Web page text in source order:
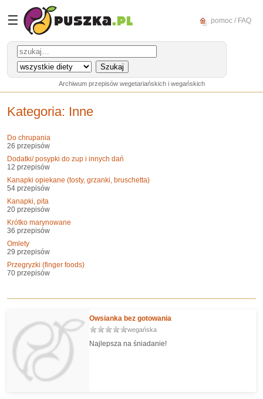
☰ pomoc / FAQ
Archiwum przepisów wegetariańskich i wegańskich
Kategoria: Inne
Do chrupania
26 przepisów
Dodatki/ posypki do zup i innych dań
12 przepisów
Kanapki opiekane (tosty, grzanki, bruschetta)
54 przepisów
Kanapki, pita
20 przepisów
Krótko marynowane
36 przepisów
Omlety
29 przepisów
Przegryzki (finger foods)
70 przepisów
Owsianka bez gotowania
wegańska
Najlepsza na śniadanie!